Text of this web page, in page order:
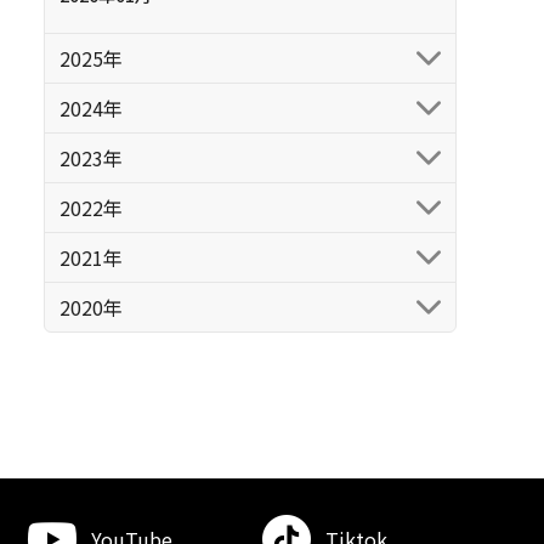
2025年
2024年
2023年
2022年
2021年
2020年